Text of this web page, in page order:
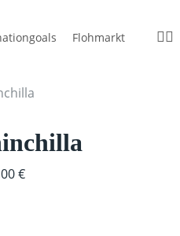
Flohmarkt
€